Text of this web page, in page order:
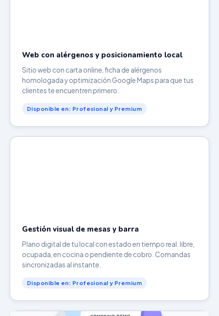
Web con alérgenos y posicionamiento local
Sitio web con carta online, ficha de alérgenos
homologada y optimización Google Maps para que tus
clientes te encuentren primero.
Disponible en: Profesional y Premium
Gestión visual de mesas y barra
Plano digital de tu local con estado en tiempo real: libre,
ocupada, en cocina o pendiente de cobro. Comandas
sincronizadas al instante.
Disponible en: Profesional y Premium